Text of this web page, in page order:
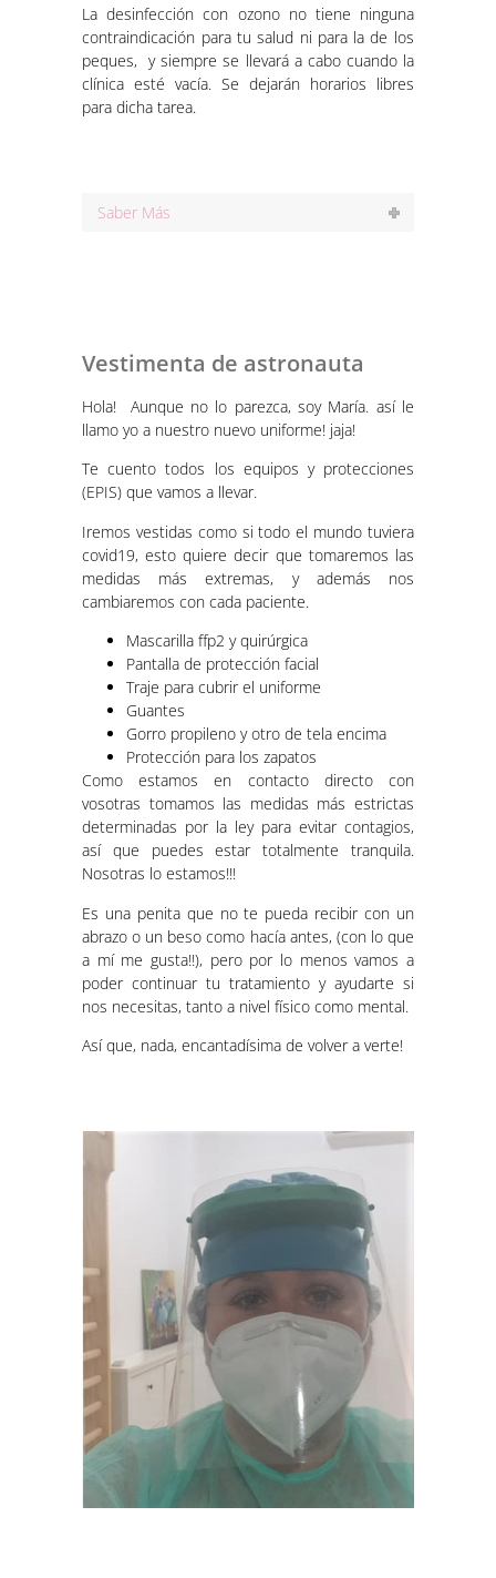
La desinfección con ozono no tiene ninguna
contraindicación para tu salud ni para la de los
peques, y siempre se llevará a cabo cuando la
clínica esté vacía. Se dejarán horarios libres
para dicha tarea.
Saber Más
Vestimenta de astronauta
Hola! Aunque no lo parezca, soy María. así le
llamo yo a nuestro nuevo uniforme! jaja!
Te cuento todos los equipos y protecciones
(EPIS) que vamos a llevar.
Iremos vestidas como si todo el mundo tuviera
covid19, esto quiere decir que tomaremos las
medidas más extremas, y además nos
cambiaremos con cada paciente.
Mascarilla ffp2 y quirúrgica
Pantalla de protección facial
Traje para cubrir el uniforme
Guantes
Gorro propileno y otro de tela encima
Protección para los zapatos
Como estamos en contacto directo con
vosotras tomamos las medidas más estrictas
determinadas por la ley para evitar contagios,
así que puedes estar totalmente tranquila.
Nosotras lo estamos!!!
Es una penita que no te pueda recibir con un
abrazo o un beso como hacía antes, (con lo que
a mí me gusta!!), pero por lo menos vamos a
poder continuar tu tratamiento y ayudarte si
nos necesitas, tanto a nivel físico como mental.
Así que, nada, encantadísima de volver a verte!